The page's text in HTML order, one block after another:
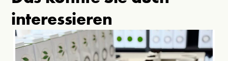
interessieren